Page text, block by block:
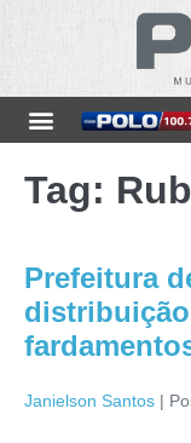
Tag:
Prefeitura
Janielson Santos |